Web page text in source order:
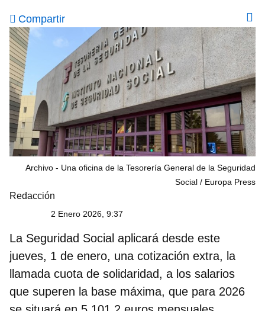
Compartir
Archivo - Una oficina de la Tesorería General de la Seguridad
Social
Europa Press
Redacción
2 Enero 2026, 9:37
La Seguridad Social aplicará desde este
jueves, 1 de enero, una cotización extra, la
llamada cuota de solidaridad, a los salarios
que superen la base máxima, que para 2026